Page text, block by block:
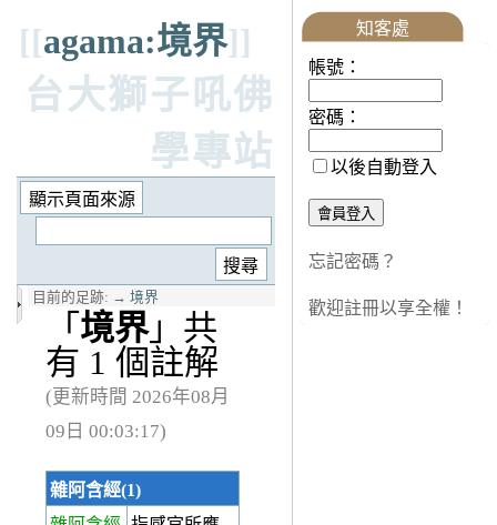
[[agama:境界]]
台大獅子吼佛
學專站
目前的足跡: → 境界
「 境界」共
有 1 個註解
(更新時間 2026年08月
09日 00:03:17)
雜阿含經(1)
知客處
帳號：
密碼：
以後自動登入
忘記密碼？
歡迎註冊以享全權！